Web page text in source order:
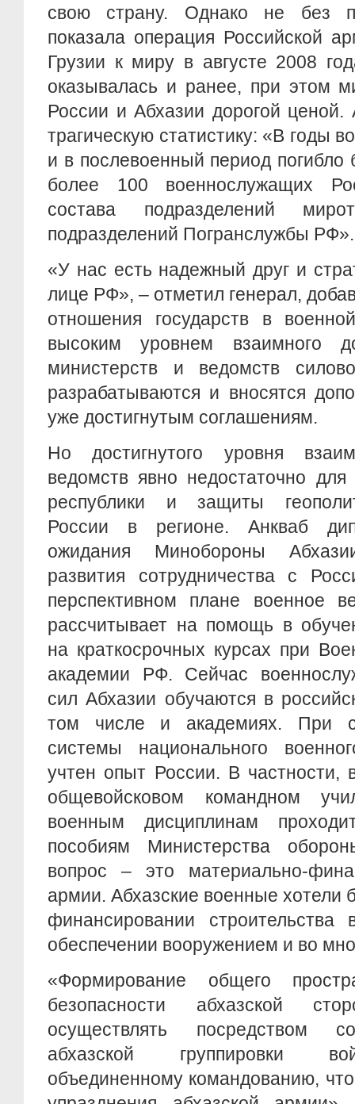
свою страну. Однако не без
показала операция Российской
Грузии к миру в августе 2008
оказывалась и ранее, при этом
России и Абхазии дорогой ценой.
трагическую статистику: «В годы
и в послевоенный период погибло
более 100 военнослужащих
состава подразделений
подразделений Погранслужбы РФ».
«У нас есть надежный друг и
лице РФ», – отметил генерал,
отношения государств в
высоким уровнем взаимного
министерств и ведомств
разрабатываются и вносятся
уже достигнутым соглашениям.
Но достигнутого уровня
ведомств явно недостаточно
республики и защиты
России в регионе. Анкваб
ожидания Минобороны
развития сотрудничества с
перспективном плане военное
рассчитывает на помощь в
на краткосрочных курсах при
академии РФ. Сейчас
сил Абхазии обучаются в
том числе и академиях. При
системы национального
учтен опыт России. В
общевойсковом командном
военным дисциплинам
пособиям Министерства
вопрос – это материально-
армии. Абхазские военные хотели
финансировании строительства
обеспечении вооружением и во
«Формирование общего
безопасности абхазской
осуществлять посредством
абхазской группировки
объединенному командованию,